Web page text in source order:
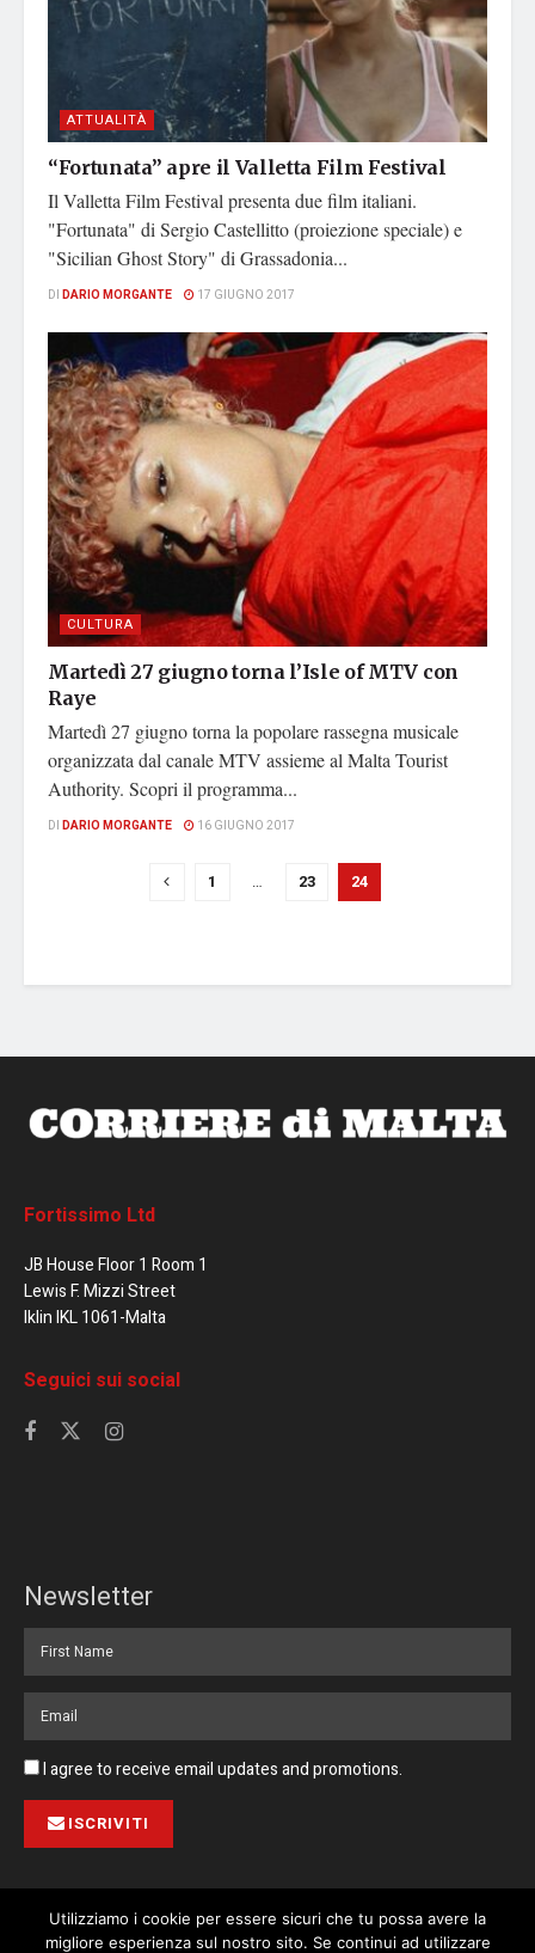
ATTUALITÀ
“Fortunata” apre il Valletta Film Festival
Il Valletta Film Festival presenta due film italiani.
"Fortunata" di Sergio Castellitto (proiezione speciale) e
"Sicilian Ghost Story" di Grassadonia...
DI DARIO MORGANTE 17 GIUGNO 2017
CULTURA
Martedì 27 giugno torna l’Isle of MTV con
Raye
Martedì 27 giugno torna la popolare rassegna musicale
organizzata dal canale MTV assieme al Malta Tourist
Authority. Scopri il programma...
DI DARIO MORGANTE 16 GIUGNO 2017
1 … 23 24
Fortissimo Ltd
JB House Floor 1 Room 1
Lewis F. Mizzi Street
Iklin IKL 1061-Malta
Seguici sui social
Newsletter
I agree to receive email updates and promotions.
ISCRIVITI
Utilizziamo i cookie per essere sicuri che tu possa avere la
migliore esperienza sul nostro sito. Se continui ad utilizzare